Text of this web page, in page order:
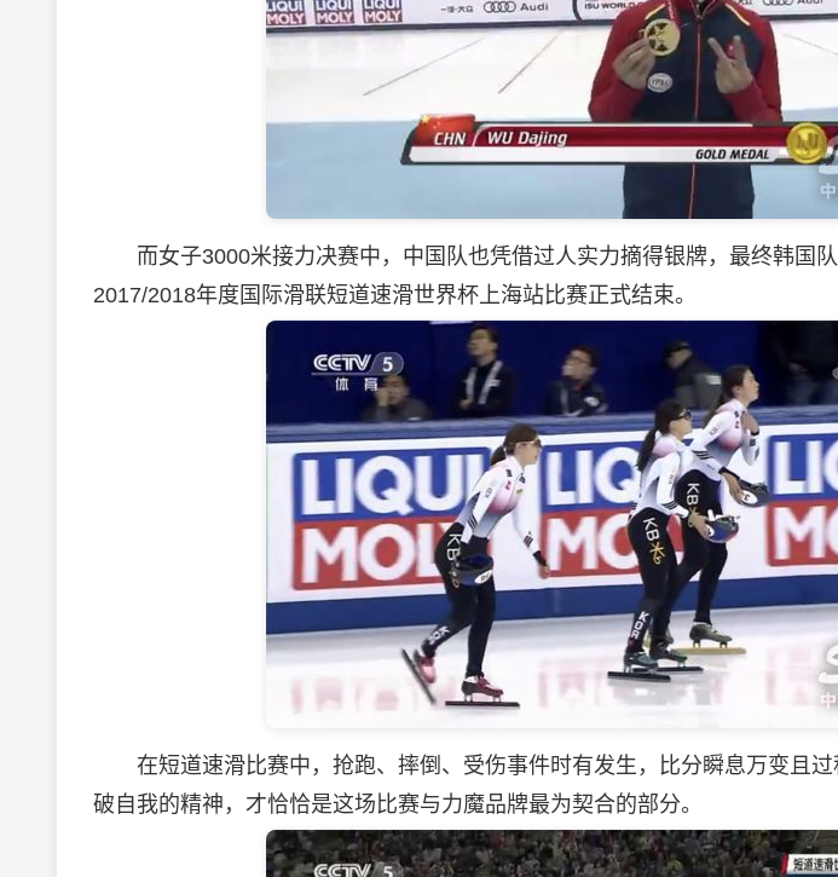
而女子3000米接力决赛中，中国队也凭借过人实力摘得银牌，最终韩国队
2017/2018年度国际滑联短道速滑世界杯上海站比赛正式结束。
在短道速滑比赛中，抢跑、摔倒、受伤事件时有发生，比分瞬息万变且过
破自我的精神，才恰恰是这场比赛与力魔品牌最为契合的部分。